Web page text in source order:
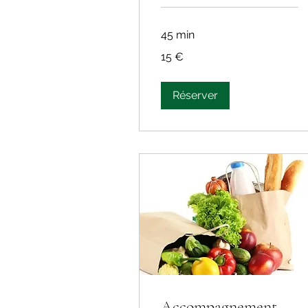
45 min
euros
15 €
Réserver